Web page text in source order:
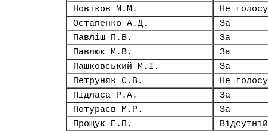
Новіков М.М.
Не
Остапенко А.Д.
За
Павліш П.В.
За
Павлюк М.В.
За
Пашковський М.І.
За
Петруняк Є.В.
Не
Підласа Р.А.
За
Потураєв М.Р.
За
Прощук Е.П.
Відсутній